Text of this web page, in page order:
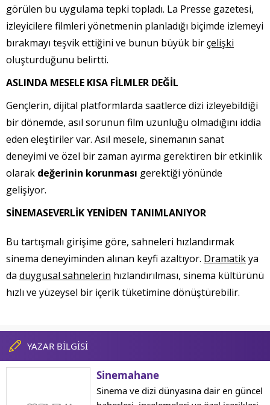
görülen bu uygulama tepki topladı. La Presse gazetesi,
izleyicilere filmleri yönetmenin planladığı biçimde izlemeyi
bırakmayı teşvik ettiğini ve bunun büyük birçelişki
oluşturduğunu belirtti.
ASLINDA MESELE KISA FİLMLER DEĞİL
Gençlerin, dijital platformlarda saatlerce dizi izleyebildiği
bir dönemde, asıl sorunun film uzunluğu olmadığını iddia
eden eleştiriler var. Asıl mesele, sinemanın sanat
deneyimi ve özel bir zaman ayırma gerektiren bir etkinlik
olarak değerinin korunması gerektiği yönünde
gelişiyor.
SİNEMASEVERLİK YENİDEN TANIMLANIYOR
Bu tartışmalı girişime göre, sahneleri hızlandırmak
sinema deneyiminden alınan keyfi azaltıyor. Dramatikya
da duygusal sahnelerin hızlandırılması, sinema kültürünü
hızlı ve yüzeysel bir içerik tüketimine dönüştürebilir.
YAZAR BİLGİSİ
Sinemahane
Sinema ve dizi dünyasına dair en güncel